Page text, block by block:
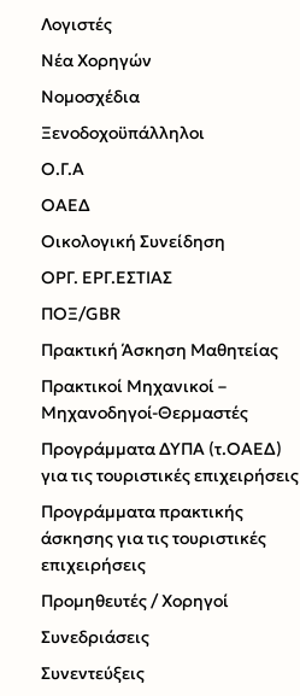
Λογιστές
Νέα Χορηγών
Νομοσχέδια
Ξενοδοχοϋπάλληλοι
Ο.Γ.Α
ΟΑΕΔ
Οικολογική Συνείδηση
ΟΡΓ. ΕΡΓ.ΕΣΤΙΑΣ
ΠΟΞ/GBR
Πρακτική Άσκηση Μαθητείας
Πρακτικοί Μηχανικοί –
Μηχανοδηγοί-Θερμαστές
Προγράμματα ΔΥΠΑ (τ.ΟΑΕΔ)
για τις τουριστικές επιχειρήσεις
Προγράμματα πρακτικής
άσκησης για τις τουριστικές
επιχειρήσεις
Προμηθευτές / Χορηγοί
Συνεδριάσεις
Συνεντεύξεις